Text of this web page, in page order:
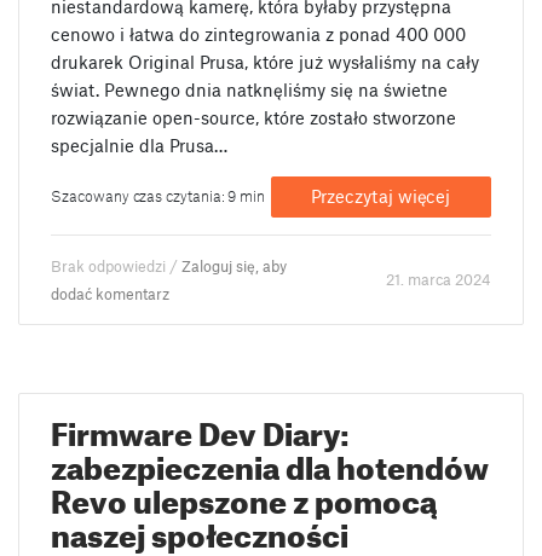
niestandardową kamerę, która byłaby przystępna
cenowo i łatwa do zintegrowania z ponad 400 000
drukarek Original Prusa, które już wysłaliśmy na cały
świat. Pewnego dnia natknęliśmy się na świetne
rozwiązanie open-source, które zostało stworzone
specjalnie dla Prusa…
Szacowany czas czytania: 9 min Przeczytaj więcej
Brak odpowiedzi /Zaloguj się, aby
dodać komentarz
21. marca 2024
Firmware Dev Diary:
zabezpieczenia dla hotendów
Revo ulepszone z pomocą
naszej społeczności